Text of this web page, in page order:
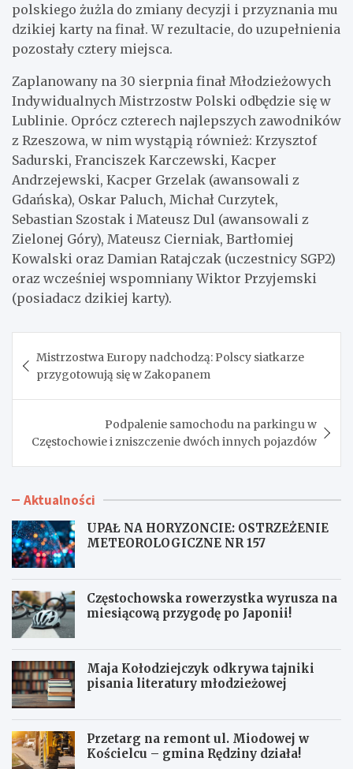
polskiego żużla do zmiany decyzji i przyznania mu
dzikiej karty na finał. W rezultacie, do uzupełnienia
pozostały cztery miejsca.
Zaplanowany na 30 sierpnia finał Młodzieżowych
Indywidualnych Mistrzostw Polski odbędzie się w
Lublinie. Oprócz czterech najlepszych zawodników
z Rzeszowa, w nim wystąpią również: Krzysztof
Sadurski, Franciszek Karczewski, Kacper
Andrzejewski, Kacper Grzelak (awansowali z
Gdańska), Oskar Paluch, Michał Curzytek,
Sebastian Szostak i Mateusz Dul (awansowali z
Zielonej Góry), Mateusz Cierniak, Bartłomiej
Kowalski oraz Damian Ratajczak (uczestnicy SGP2)
oraz wcześniej wspomniany Wiktor Przyjemski
(posiadacz dzikiej karty).
wpisu
Mistrzostwa Europy nadchodzą: Polscy siatkarze
przygotowują się w Zakopanem
Podpalenie samochodu na parkingu w
Częstochowie i zniszczenie dwóch innych pojazdów
Aktualności
UPAŁ NA HORYZONCIE: OSTRZEŻENIE
METEOROLOGICZNE NR 157
Częstochowska rowerzystka wyrusza na
miesiącową przygodę po Japonii!
Maja Kołodziejczyk odkrywa tajniki
pisania literatury młodzieżowej
Przetarg na remont ul. Miodowej w
Kościelcu – gmina Rędziny działa!